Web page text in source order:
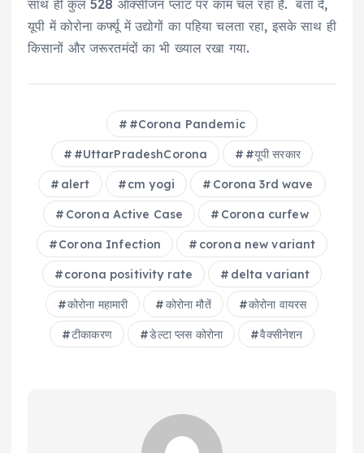
साथ ही कुल 528 ऑक्सीजन प्लांट पर काम चल रहा है. बता दें,
यूपी में कोरोना कर्फ्यू में उद्योगों का पहिया चलता रहा, इसके साथ ही
किसानों और जरूरतमंदों का भी ख्याल रखा गया.
#Corona Pandemic
#UttarPradeshCorona #यूपी सरकार
alert cm yogi Corona 3rd wave
Corona Active Case Corona curfew
Corona Infection corona new variant
corona positivity rate delta variant
कोरोना महामारी कोरोना मौतें कोरोना वायरस
टीकाकरण डेल्टा प्लस कोरोना वैक्सीनेशन